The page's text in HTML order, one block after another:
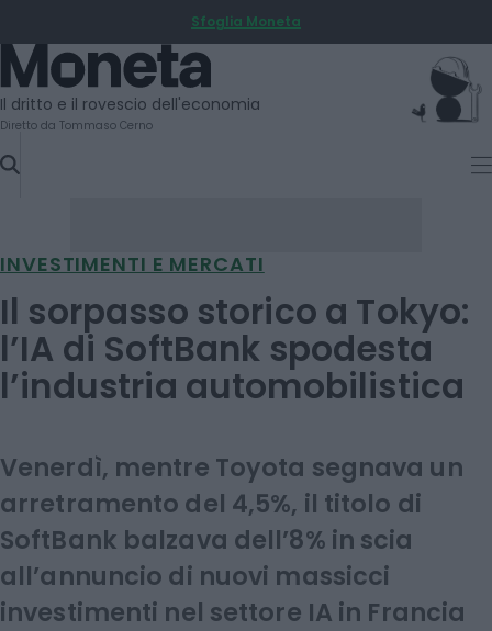
TO
CONTENT
Sfoglia Moneta
Moneta
Il dritto e il rovescio dell'economia
Diretto da Tommaso Cerno
INVESTIMENTI E MERCATI
Il sorpasso storico a Tokyo:
l’IA di SoftBank spodesta
l’industria automobilistica
Venerdì, mentre Toyota segnava un
arretramento del 4,5%, il titolo di
SoftBank balzava dell’8% in scia
all’annuncio di nuovi massicci
investimenti nel settore IA in Francia